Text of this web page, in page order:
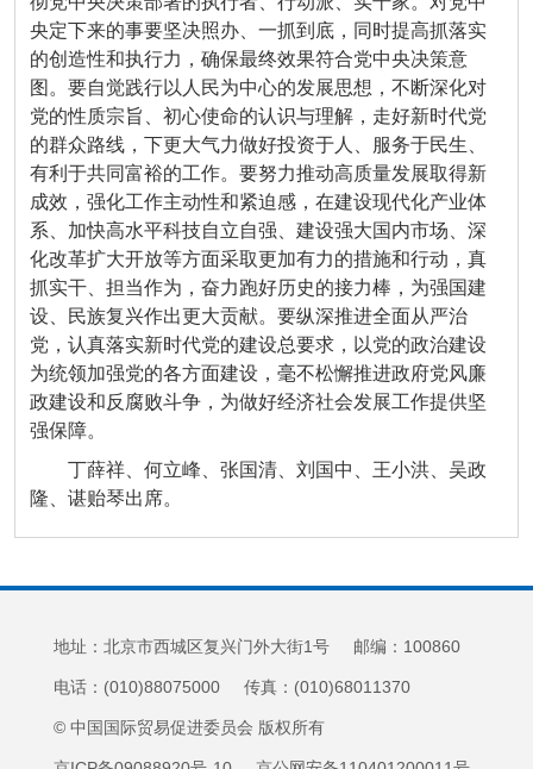
央定下来的事要坚决照办、一抓到底，同时提高抓落实
的创造性和执行力，确保最终效果符合党中央决策意
图。要自觉践行以人民为中心的发展思想，不断深化对
党的性质宗旨、初心使命的认识与理解，走好新时代党
的群众路线，下更大气力做好投资于人、服务于民生、
有利于共同富裕的工作。要努力推动高质量发展取得新
成效，强化工作主动性和紧迫感，在建设现代化产业体
系、加快高水平科技自立自强、建设强大国内市场、深
化改革扩大开放等方面采取更加有力的措施和行动，真
抓实干、担当作为，奋力跑好历史的接力棒，为强国建
设、民族复兴作出更大贡献。要纵深推进全面从严治
党，认真落实新时代党的建设总要求，以党的政治建设
为统领加强党的各方面建设，毫不松懈推进政府党风廉
政建设和反腐败斗争，为做好经济社会发展工作提供坚
强保障。
丁薛祥、何立峰、张国清、刘国中、王小洪、吴政
隆、谌贻琴出席。
地址：北京市西城区复兴门外大街1号 邮编：100860
电话：(010)88075000 传真：(010)68011370
© 中国国际贸易促进委员会 版权所有